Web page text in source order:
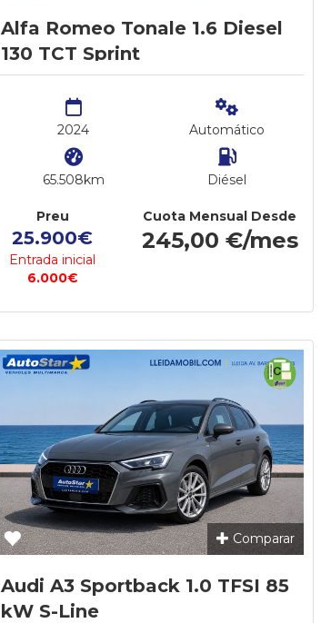
Alfa Romeo Tonale 1.6 Diesel
130 TCT Sprint
2024
65.508km
Automático
Diésel
Preu
25.900€
Entrada inicial
6.000€
Cuota Mensual Desde
245,00 €/mes
Comparar
Audi A3 Sportback 1.0 TFSI 85
kW S-Line